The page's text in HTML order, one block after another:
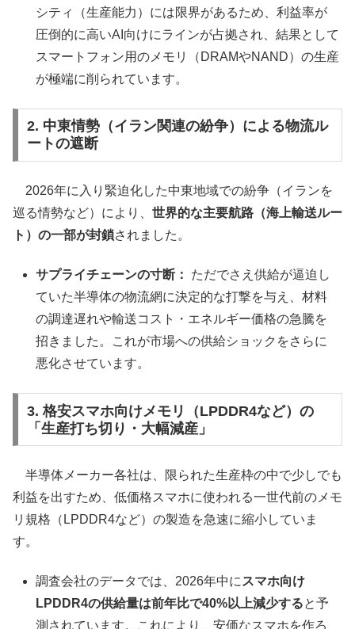
シティ（生産能力）には限界があるため、利益率が
圧倒的に高いAI向けにラインが占拠され、結果として
スマートフォン用のメモリ（DRAMやNAND）の生産
が極端に削られています。
2. 中東情勢（イラン関連の紛争）による物流ル
ートの遮断
2026年に入り緊迫化した中東地域での紛争（イランを
巡る情勢など）により、 世界的な主要航路（海上輸送ルー
ト）の一部が封鎖されました。
サプライチェーンの寸断：
ただでさえ供給が逼迫し
ていた半導体の物流網に決定的な打撃を与え、材料
の調達遅れや輸送コスト・エネルギー価格の急騰を
招きました。これが市場への供給ショックをさらに
悪化させています。
3. 格安スマホ向けメモリ（LPDDR4など）の
「生産打ち切り・大幅減産」
半導体メーカー各社は、限られた生産枠の中で少しでも
利益を出すため、低価格スマホに使われる一世代前のメモ
リ規格（LPDDR4など）の製造を急速に縮小していま
す。
調査会社のデータでは、2026年中に スマホ向け
LPDDR4の供給量は前年比で40%以上減少すると予
測されています。これにより、安価なスマホを作ろ